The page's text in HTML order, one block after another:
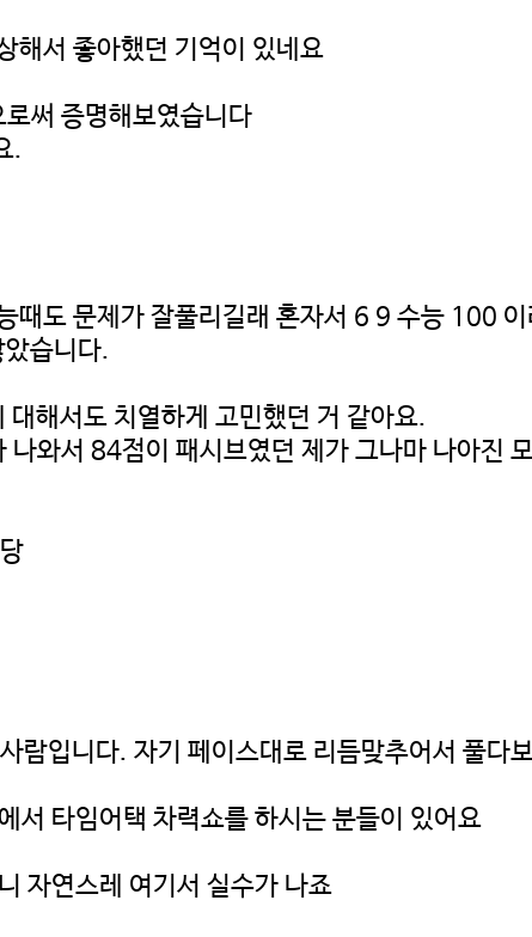
해서 좋아했던 기억이 있네요
써 증명해보였습니다
.
도 문제가 잘풀리길래 혼자서 6 9 수능 100
습니다.
해서도 치열하게 고민했던 거 같아요.
와서 84점이 패시브였던 제가 그나마 나아진
람입니다. 자기 페이스대로 리듬맞추어서 풀다
서 타임어택 차력쇼를 하시는 분들이 있어요
자연스레 여기서 실수가 나죠